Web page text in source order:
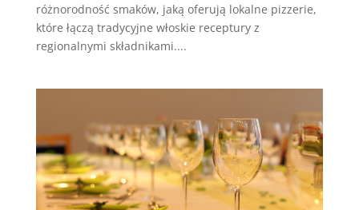
różnorodność smaków, jaką oferują lokalne pizzerie,
które łączą tradycyjne włoskie receptury z
regionalnymi składnikami....